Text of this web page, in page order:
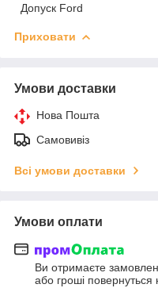
Допуск Ford
Приховати
Умови доставки
Нова Пошта
Самовивіз
Всі умови доставки
Умови оплати
Ви отримаєте
або гроші повернуться